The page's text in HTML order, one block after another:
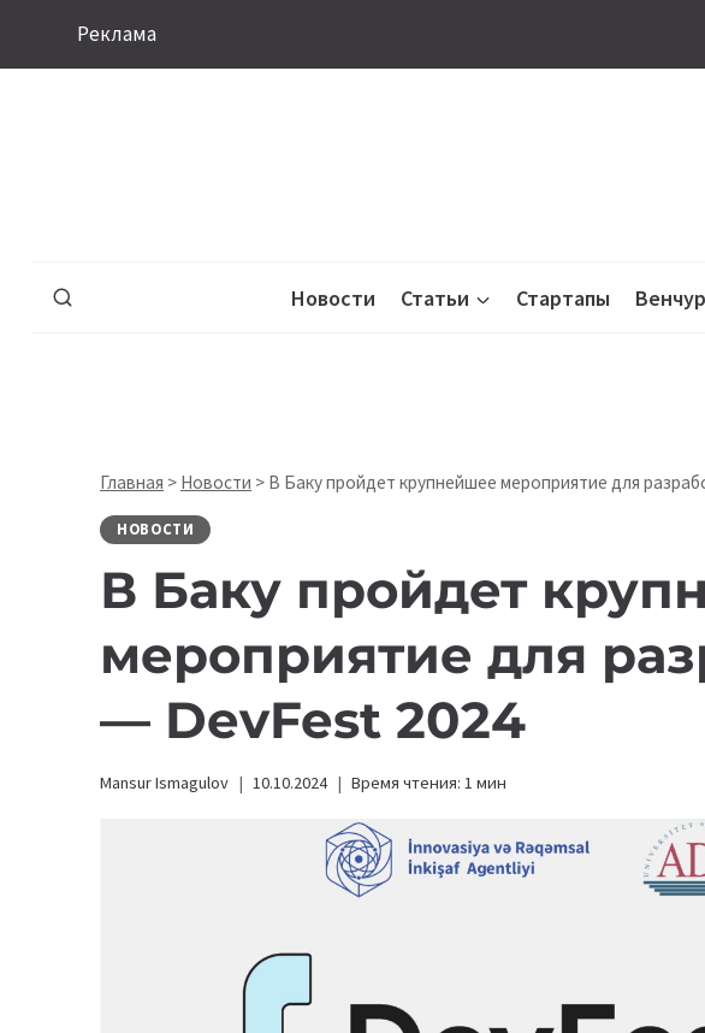
Реклама
Новости Статьи Стартапы
Главная > Новости > В Баку пройдет крупнейшее мероприятие для
НОВОСТИ
В Баку пройдет
мероприятие для
— DevFest 2024
Mansur Ismagulov 10.10.2024 Время чтения: 1 мин